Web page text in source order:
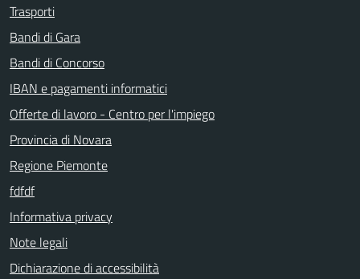
Trasporti
Bandi di Gara
Bandi di Concorso
IBAN e pagamenti informatici
Offerte di lavoro - Centro per l'impiego
Provincia di Novara
Regione Piemonte
fdfdf
Informativa privacy
Note legali
Dichiarazione di accessibilità